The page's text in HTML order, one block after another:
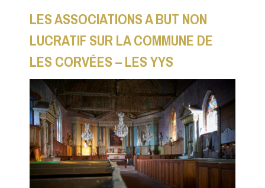
LES ASSOCIATIONS A BUT NON
LUCRATIF SUR LA COMMUNE DE
LES CORVÉES – LES YYS